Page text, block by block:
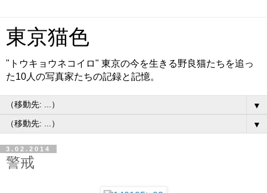
東京猫色
"トウキョウネコイロ" 東京の今を生きる野良猫たちを追っ
た10人の写真家たちの記録と記憶。
▼
▼
3.02.2014
警戒